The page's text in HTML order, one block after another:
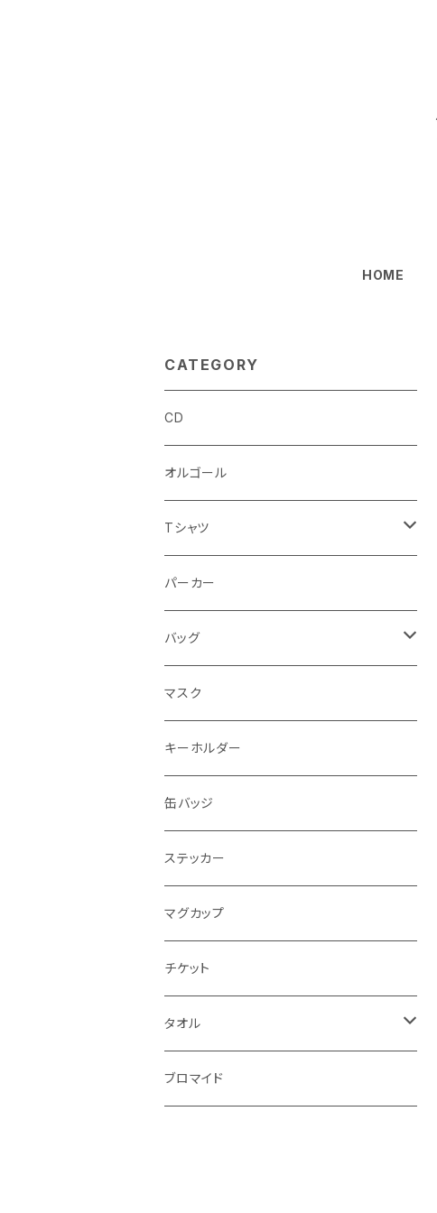
HOME
CATEGORY
CD
オルゴール
Tシャツ
半袖Tシャツ
長袖Tシャツ
パーカー
バッグ
エコバッグ
トートバッグ
マスク
キーホルダー
缶バッジ
ステッカー
マグカップ
チケット
タオル
マフラータオル
ブロマイド